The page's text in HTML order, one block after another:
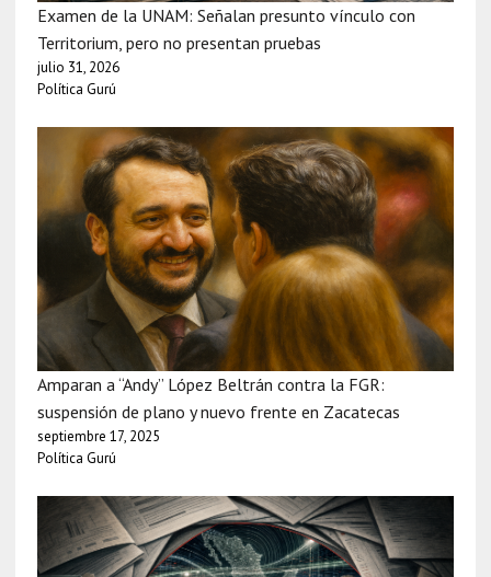
Examen de la UNAM: Señalan presunto vínculo con
Territorium, pero no presentan pruebas
julio 31, 2026
Política Gurú
Amparan a “Andy” López Beltrán contra la FGR:
suspensión de plano y nuevo frente en Zacatecas
septiembre 17, 2025
Política Gurú